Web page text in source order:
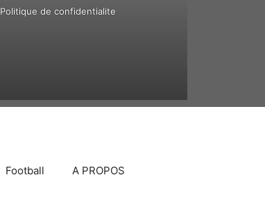
Politique de confidentialite
Football A PROPOS